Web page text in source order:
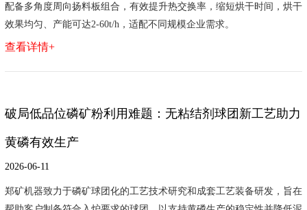
配备多角度周向扬料板组合，有效提升热交换率，缩短烘干时间，烘干
效果均匀、产能可达2-60t/h，适配不同规模企业需求。
查看详情+
破局低品位磷矿粉利用难题：无粘结剂球团新工艺助力
黄磷有效生产
2026-06-11
郑矿机器致力于磷矿球团化的工艺技术研究和成套工艺装备研发，旨在